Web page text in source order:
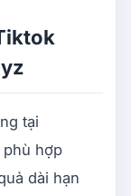
tại
hợp
dài hạn